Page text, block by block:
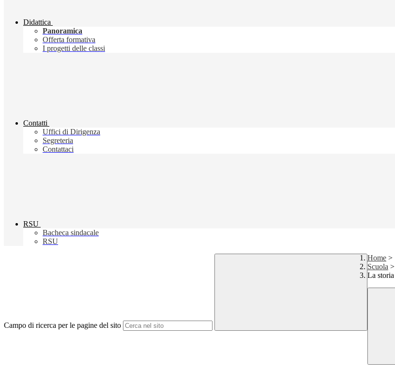
Didattica
Panoramica
Offerta formativa
I progetti delle classi
Contatti
Uffici di Dirigenza
Segreteria
Contattaci
RSU
Bacheca sindacale
RSU
Campo di ricerca per le pagine del sito
Home >
Scuola >
La storia